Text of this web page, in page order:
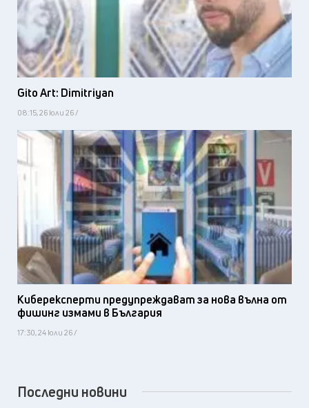
Gito Art: Dimitriyan
08:15, 26 юли 26 /
Киберексперти предупреждават за нова вълна от
фишинг измами в България
17:30, 24 юли 26 /
Последни новини